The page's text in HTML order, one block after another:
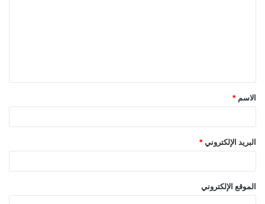
ق
*
الاسم *
البريد الإلكتروني *
الموقع الإلكتروني